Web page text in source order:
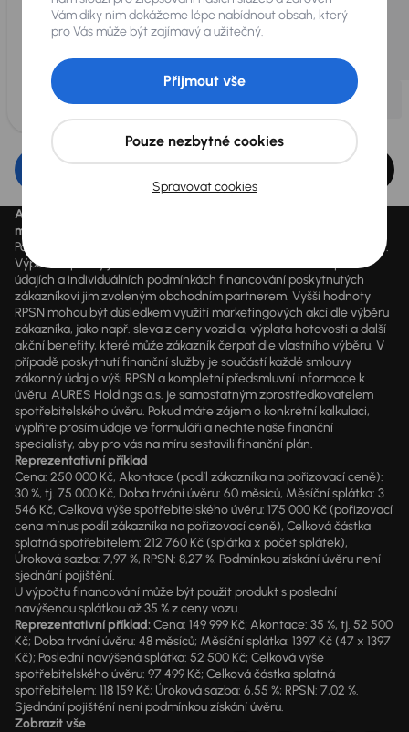
Upravit filtr
Aktuálně platné ceny jsou uvedeny na
možné využít od 14.3.2020 do odvolání.
Podmínky spotřebitelského úvěru u konkrétního vozu se mohou lišit.
Výpočet splátky je orientační a závisí na konkrétních vstupních
údajích a individuálních podmínkách financování poskytnutých
zákazníkovi jim zvoleným obchodním partnerem. Vyšší hodnoty
RPSN mohou být důsledkem využití marketingových akcí dle výběru
zákazníka, jako např. sleva z ceny vozidla, výplata hotovosti a další
akční benefity, které může zákazník čerpat dle vlastního výběru. V
případě poskytnutí finanční služby je součástí každé smlouvy
zákonný údaj o výši RPSN a kompletní předsmluvní informace k
úvěru. AURES Holdings a.s. je samostatným zprostředkovatelem
spotřebitelského úvěru. Pokud máte zájem o konkrétní kalkulaci,
vyplňte prosím údaje ve formuláři a nechte naše finanční
specialisty, aby pro vás na míru sestavili finanční plán.
Reprezentativní příklad
Cena: 250 000 Kč, Akontace (podíl zákazníka na pořizovací ceně):
30 %, tj. 75 000 Kč, Doba trvání úvěru: 60 měsíců, Měsíční splátka: 3
546 Kč, Celková výše spotřebitelského úvěru: 175 000 Kč (pořizovací
cena mínus podíl zákazníka na pořizovací ceně), Celková částka
splatná spotřebitelem: 212 760 Kč (splátka x počet splátek),
Úroková sazba: 7,97 %, RPSN: 8,27 %. Podmínkou získání úvěru není
sjednání pojištění.
U výpočtu financování může být použit produkt s poslední
navýšenou splátkou až 35 % z ceny vozu.
Reprezentativní příklad:Cena: 149 999 Kč; Akontace: 35 %, tj. 52 500
Kč; Doba trvání úvěru: 48 měsíců; Měsíční splátka: 1397 Kč (47 x 1397
Kč); Poslední navýšená splátka: 52 500 Kč; Celková výše
spotřebitelského úvěru: 97 499 Kč; Celková částka splatná
spotřebitelem: 118 159 Kč; Úroková sazba: 6,55 %; RPSN: 7,02 %.
Sjednání pojištění není podmínkou získání úvěru.
Zobrazit vše
Vám díky nim dokážeme lépe nabídnout obsah, který
pro Vás může být zajímavý a užitečný.
Spravovat cookies
Pouze nezbytné cookies
Přijmout vše